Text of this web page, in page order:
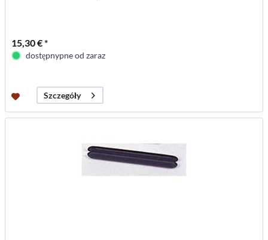
15,30 € *
dostępnypne od zaraz
Szczegóły